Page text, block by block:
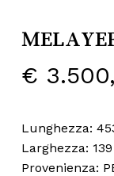
€
Lunghezza:
Larghezza: 139
Provenienza: